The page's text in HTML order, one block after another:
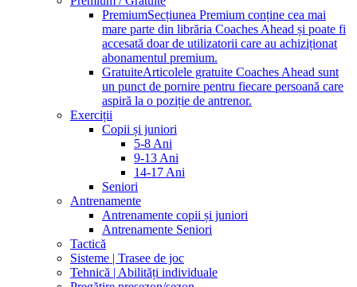
PremiumSecțiunea Premium conține cea mai
mare parte din librăria Coaches Ahead și poate fi
accesată doar de utilizatorii care au achiziționat
abonamentul premium.
GratuiteArticolele gratuite Coaches Ahead sunt
un punct de pornire pentru fiecare persoană care
aspiră la o poziție de antrenor.
Exerciții
Copii și juniori
5-8 Ani
9-13 Ani
14-17 Ani
Seniori
Antrenamente
Antrenamente copii și juniori
Antrenamente Seniori
Tactică
Sisteme | Trasee de joc
Tehnică | Abilități individuale